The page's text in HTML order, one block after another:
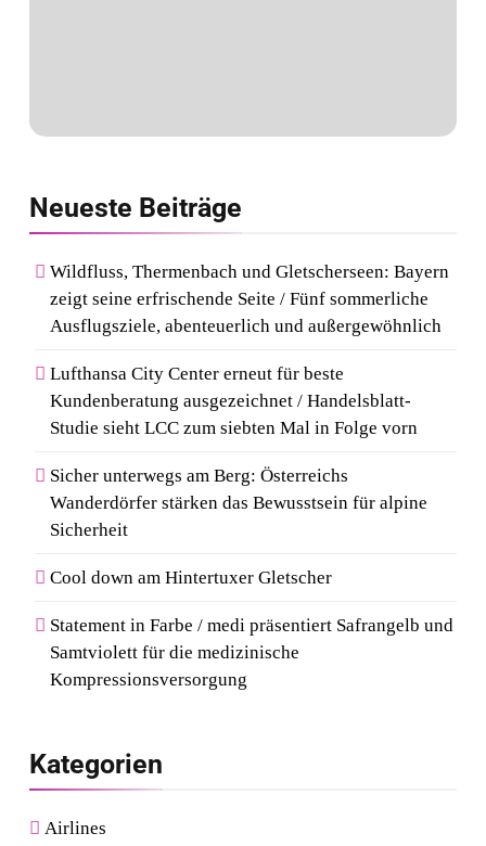
Neueste Beiträge
Wildfluss, Thermenbach und Gletscherseen: Bayern
zeigt seine erfrischende Seite / Fünf sommerliche
Ausflugsziele, abenteuerlich und außergewöhnlich
Lufthansa City Center erneut für beste
Kundenberatung ausgezeichnet / Handelsblatt-
Studie sieht LCC zum siebten Mal in Folge vorn
Sicher unterwegs am Berg: Österreichs
Wanderdörfer stärken das Bewusstsein für alpine
Sicherheit
Cool down am Hintertuxer Gletscher
Statement in Farbe / medi präsentiert Safrangelb und
Samtviolett für die medizinische
Kompressionsversorgung
Kategorien
Airlines